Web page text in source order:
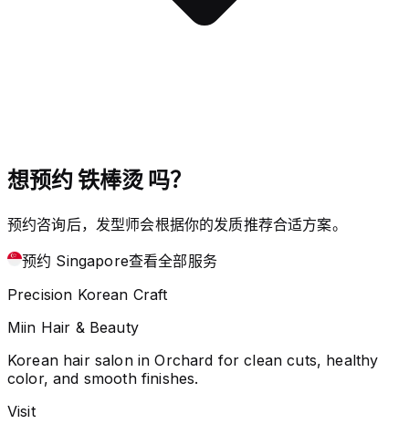
想预约 铁棒烫 吗？
预约咨询后，发型师会根据你的发质推荐合适方案。
预约 Singapore查看全部服务
Precision Korean Craft
Miin Hair & Beauty
Korean hair salon in Orchard for clean cuts, healthy
color, and smooth finishes.
Visit